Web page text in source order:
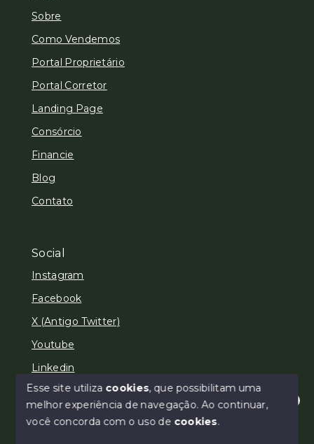
Sobre
Como Vendemos
Portal Proprietário
Portal Corretor
Landing Page
Consórcio
Financie
Blog
Contato
Social
Instagram
Facebook
X (Antigo Twitter)
Youtube
Linkedin
© Copyright 2026 - Areias e Brait Imóveis - Todos os
Olá! Estamos disponíveis para te ajudar.
Esse site utiliza cookies, que possibilitam uma
melhor experiência de navegação.Ao continuar,
você concorda com o uso de cookies.